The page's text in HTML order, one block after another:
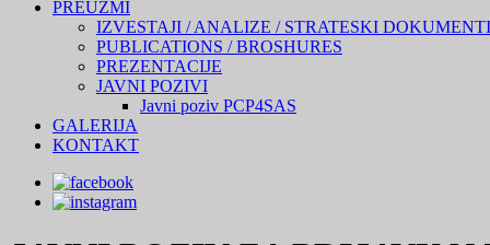
PREUZMI
IZVESTAJI / ANALIZE / STRATESKI DOKUMENTI
PUBLICATIONS / BROSHURES
PREZENTACIJE
JAVNI POZIVI
Javni poziv PCP4SAS
GALERIJA
KONTAKT